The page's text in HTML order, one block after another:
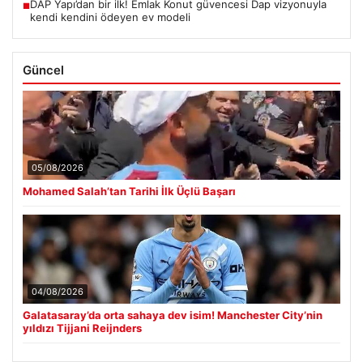
■DAP Yapı’dan bir ilk! Emlak Konut güvencesi Dap vizyonuyla
kendi kendini ödeyen ev modeli
Güncel
05/08/2026
Mohamed Salah’tan Tarihi İlk Üçlü Başarı
04/08/2026
Galatasaray’da orta sahaya dev isim! Manchester City’nin
yıldızı Tijjani Reijnders